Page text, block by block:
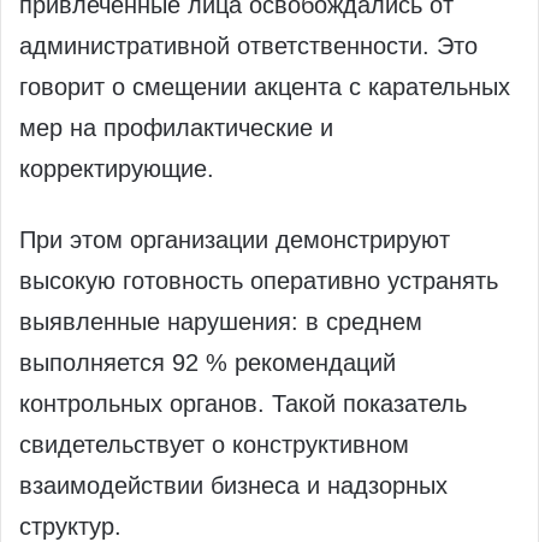
административной ответственности. Это
говорит о смещении акцента с карательных
мер на профилактические и
корректирующие.
При этом организации демонстрируют
высокую готовность оперативно устранять
выявленные нарушения: в среднем
выполняется 92 % рекомендаций
контрольных органов. Такой показатель
свидетельствует о конструктивном
взаимодействии бизнеса и надзорных
структур.